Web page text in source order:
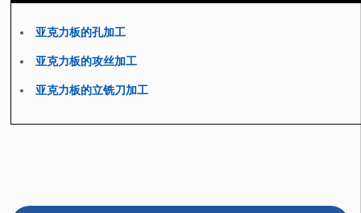
亚克力板的孔加工
亚克力板的攻丝加工
亚克力板的立铣刀加工